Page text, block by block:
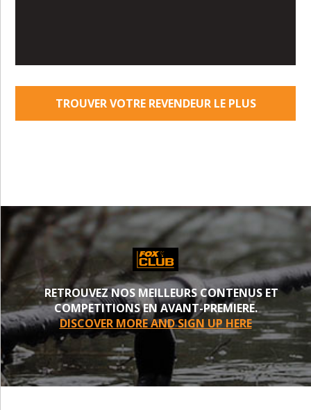
TROUVER VOTRE REVENDEUR LE PLUS
RETROUVEZ NOS MEILLEURS CONTENUS ET
COMPETITIONS EN AVANT-PREMIERE.
DISCOVER MORE AND SIGN UP HERE